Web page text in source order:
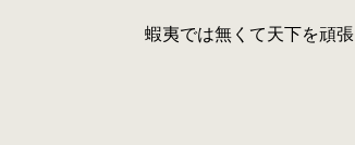
くて天下を頑張